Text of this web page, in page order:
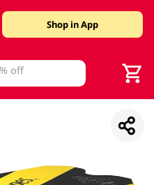
Shop in App